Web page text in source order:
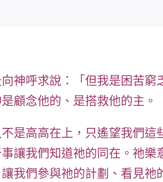
神呼求說：「但我是困苦
顧念他的、是搭救他的主。
是高高在上，只遙望我們
讓我們知道祂的同在。祂
我們參與祂的計劃、看見祂